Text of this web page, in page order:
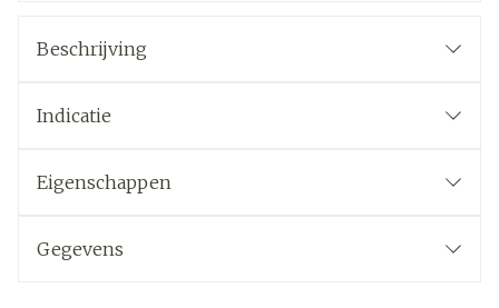
Beschrijving
Indicatie
Eigenschappen
Gegevens